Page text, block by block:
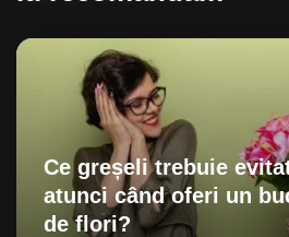
Ce greșeli trebuie
atunci când oferi un
de flori?